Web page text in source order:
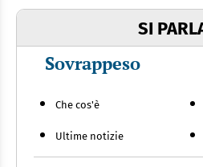
SI
Sovrappeso
Che cos'è
Ultime notizie